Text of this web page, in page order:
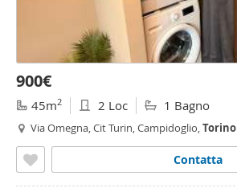
900€
45m2 2 Loc 1 Bagno
Via Omegna, Cit Turin, Campidoglio,Torino
Contatta